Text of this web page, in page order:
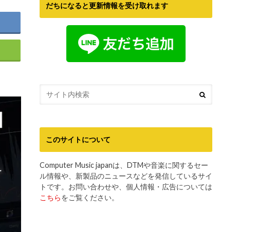
だちになると更新情報を受け取れます
このサイトについて
Computer Music japanは、DTMや音楽に関するセー
ル情報や、新製品のニュースなどを発信しているサイ
トです。お問い合わせや、個人情報・広告については
こちらをご覧ください。